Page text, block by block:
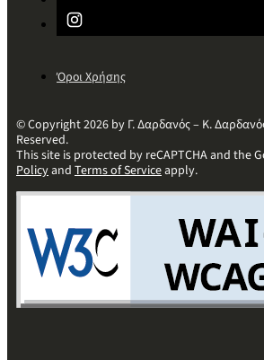
Όροι Χρήσης
© Copyright 2026 by Γ. Δαρδανός – Κ.
Reserved.
This site is protected by reCAPTCHA and the
Policyand Terms of Serviceapply.